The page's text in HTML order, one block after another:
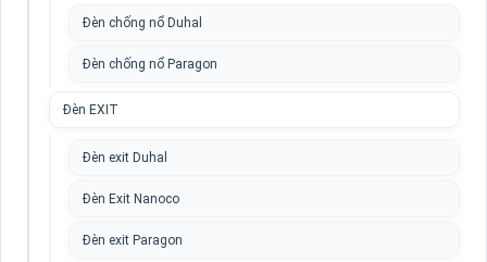
Đèn chống nổ Duhal
Đèn chống nổ Paragon
Đèn EXIT
Đèn exit Duhal
Đèn Exit Nanoco
Đèn exit Paragon